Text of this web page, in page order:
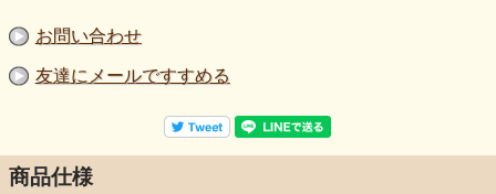
お問い合わせ
友達にメールですすめる
商品仕様